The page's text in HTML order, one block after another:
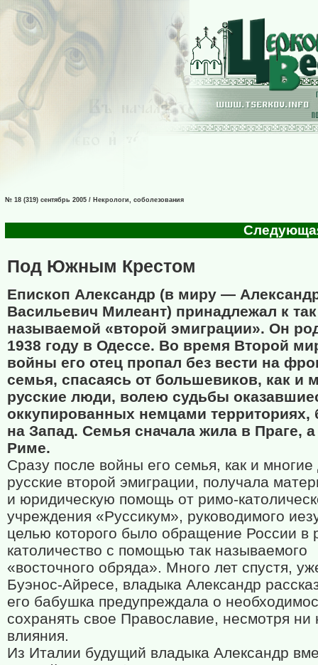
№ 18 (319) сентябрь 2005 / Некрологи, соболезования
Под Южным Крестом
Епископ Александр (в миру —
Васильевич Милеант) принадлежал к так
называемой «второй эмиграции». Он
1938 году в Одессе. Во время Второй
войны его отец пропал без вести на
семья, спасаясь от большевиков, как и
русские люди, волею судьбы
оккупированных немцами территориях,
на Запад. Семья сначала жила в Праге, а
Риме.
Сразу после войны его семья, как и многие
русские второй эмиграции, получала
и юридическую помощь от римо-
учреждения «Руссикум», руководимого
целью которого было обращение России в
католичество с помощью так называемого
«восточного обряда». Много лет спустя,
Буэнос-Айресе, владыка Александр
его бабушка предупреждала о
сохранять свое Православие, несмотря ни
влияния.
Из Италии будущий владыка Александр